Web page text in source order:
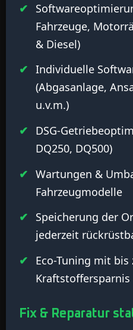
Fahrzeuge,
& Diesel)
Individuelle
(Abgasanlage,
u.v.m.)
DSG-
DQ250, DQ500)
Wartungen &
Fahrzeugmodelle
Speicherung der
jederzeit
Eco-Tuning mit bis
Kraftstoffersparnis
Fix & Reparatur